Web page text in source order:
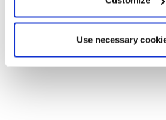
Use necessary
ausgezeichnete Lebensqualität zu